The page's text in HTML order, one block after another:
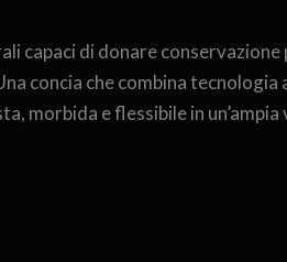
capaci di donare conservazione
concia che combina tecnologia
morbida e flessibile in